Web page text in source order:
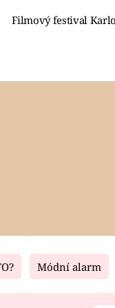
Filmový festival
Living
Módní alarm